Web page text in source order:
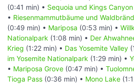
(0:41 min) • Sequoia und Kings
• Riesenmammutbäume und
(0:49 min) • Mariposa (0:53 min) •
Nationalpark (1:08 min) • Der
Krieg (1:22 min) • Das Yosemite Valley
im Yosemite Nationalpark (1:29 min) •
• Mariposa Grove (0:47 min) •
Tioga Pass (0:36 min) • Mono Lake